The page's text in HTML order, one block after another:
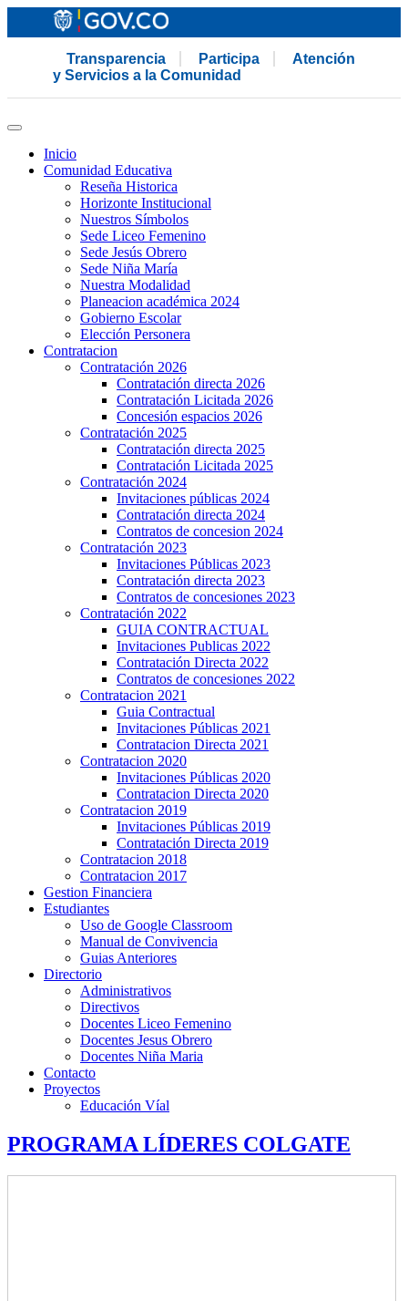
Transparencia Participa
Atención
y Servicios a la Comunidad
Inicio
Comunidad Educativa
Reseña Historica
Horizonte Institucional
Nuestros Símbolos
Sede Liceo Femenino
Sede Jesús Obrero
Sede Niña María
Nuestra Modalidad
Planeacion académica 2024
Gobierno Escolar
Elección Personera
Contratacion
Contratación 2026
Contratación directa 2026
Contratación Licitada 2026
Concesión espacios 2026
Contratación 2025
Contratación directa 2025
Contratación Licitada 2025
Contratación 2024
Invitaciones públicas 2024
Contratación directa 2024
Contratos de concesion 2024
Contratación 2023
Invitaciones Públicas 2023
Contratación directa 2023
Contratos de concesiones 2023
Contratación 2022
GUIA CONTRACTUAL
Invitaciones Publicas 2022
Contratación Directa 2022
Contratos de concesiones 2022
Contratacion 2021
Guia Contractual
Invitaciones Públicas 2021
Contratacion Directa 2021
Contratacion 2020
Invitaciones Públicas 2020
Contratacion Directa 2020
Contratacion 2019
Invitaciones Públicas 2019
Contratación Directa 2019
Contratacion 2018
Contratacion 2017
Gestion Financiera
Estudiantes
Uso de Google Classroom
Manual de Convivencia
Guias Anteriores
Directorio
Administrativos
Directivos
Docentes Liceo Femenino
Docentes Jesus Obrero
Docentes Niña Maria
Contacto
Proyectos
Educación Víal
PROGRAMA LÍDERES COLGATE